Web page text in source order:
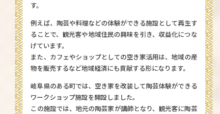
す。
例えば、陶芸や料理などの体験ができる施設として再生す
ることで、観光客や地域住民の興味を引き、収益化につな
げています。
また、カフェやショップとしての空き家活用は、地域の産
物を販売するなど地域経済にも貢献する形になります。
岐阜県のある町では、空き家を改装して陶芸体験ができる
ワークショップ施設を開設しました。
この施設では、地元の陶芸家が講師となり、観光客に陶芸